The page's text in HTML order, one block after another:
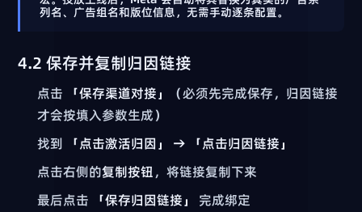
列名、广告组名和版位信息，无需手动逐条配置。
4.2 保存并复制归因链接
点击 「保存渠道对接」
（必须先完成保存，归因链接
才会按填入参数生成）
找到
「点击激活归因」 → 「点击归因链接」
点击右侧的复制按钮，将链接复制下来
最后点击
「保存归因链接」 完成绑定